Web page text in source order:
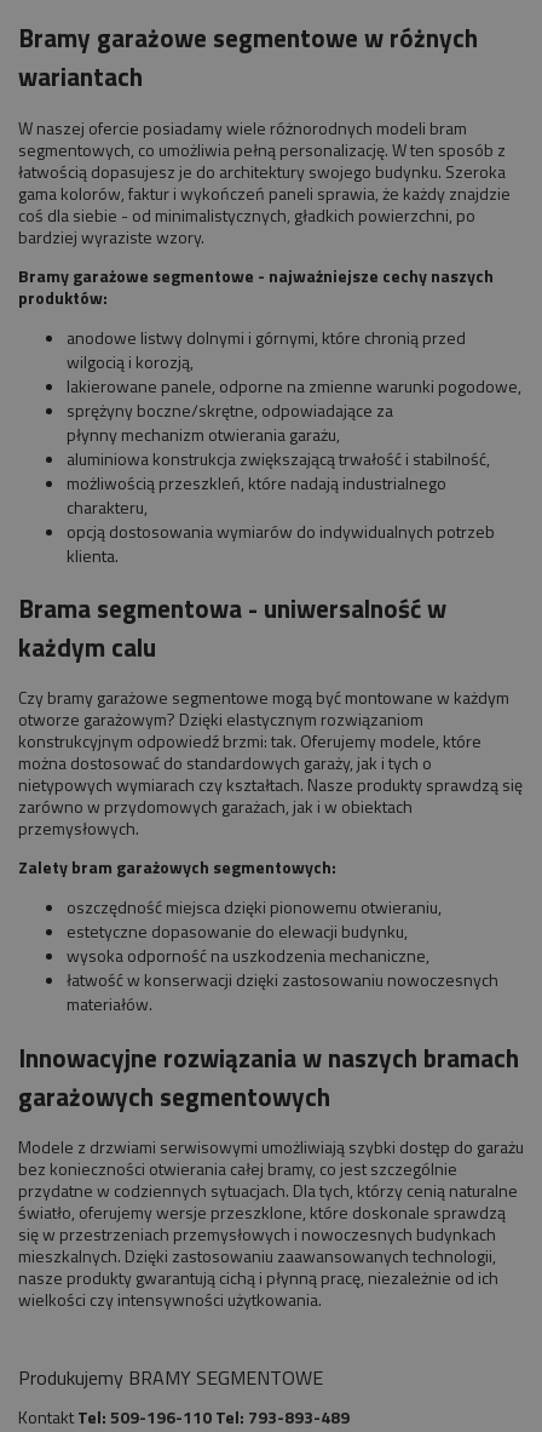
Bramy garażowe segmentowe w różnych
wariantach
W naszej ofercie posiadamy wiele różnorodnych modeli bram
segmentowych, co umożliwia pełną personalizację. W ten sposób z
łatwością dopasujesz je do architektury swojego budynku. Szeroka
gama kolorów, faktur i wykończeń paneli sprawia, że każdy znajdzie
coś dla siebie - od minimalistycznych, gładkich powierzchni, po
bardziej wyraziste wzory.
Bramy garażowe segmentowe - najważniejsze cechy naszych
produktów:
anodowe listwy dolnymi i górnymi, które chronią przed
wilgocią i korozją,
lakierowane panele, odporne na zmienne warunki pogodowe,
sprężyny boczne/skrętne, odpowiadające za
płynny mechanizm otwierania garażu,
aluminiowa konstrukcja zwiększającą trwałość i stabilność,
możliwością przeszkleń, które nadają industrialnego
charakteru,
opcją dostosowania wymiarów do indywidualnych potrzeb
klienta.
Brama segmentowa - uniwersalność w
każdym calu
Czy bramy garażowe segmentowe mogą być montowane w każdym
otworze garażowym? Dzięki elastycznym rozwiązaniom
konstrukcyjnym odpowiedź brzmi: tak. Oferujemy modele, które
można dostosować do standardowych garaży, jak i tych o
nietypowych wymiarach czy kształtach. Nasze produkty sprawdzą się
zarówno w przydomowych garażach, jak i w obiektach
przemysłowych.
Zalety bram garażowych segmentowych:
oszczędność miejsca dzięki pionowemu otwieraniu,
estetyczne dopasowanie do elewacji budynku,
wysoka odporność na uszkodzenia mechaniczne,
łatwość w konserwacji dzięki zastosowaniu nowoczesnych
materiałów.
Innowacyjne rozwiązania w naszych bramach
garażowych segmentowych
Modele z drzwiami serwisowymi umożliwiają szybki dostęp do garażu
bez konieczności otwierania całej bramy, co jest szczególnie
przydatne w codziennych sytuacjach. Dla tych, którzy cenią naturalne
światło, oferujemy wersje przeszklone, które doskonale sprawdzą
się w przestrzeniach przemysłowych i nowoczesnych budynkach
mieszkalnych. Dzięki zastosowaniu zaawansowanych technologii,
nasze produkty gwarantują cichą i płynną pracę, niezależnie od ich
wielkości czy intensywności użytkowania.
Produkujemy BRAMY SEGMENTOWE
KontaktTel: 509-196-110Tel: 793-893-489